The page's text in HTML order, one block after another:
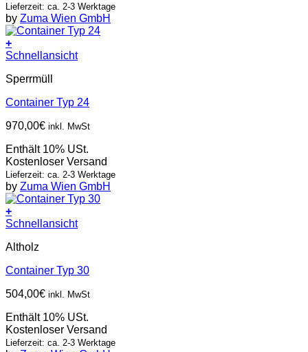
Lieferzeit: ca. 2-3 Werktage
by Zuma Wien GmbH
+
Schnellansicht
Sperrmüll
Container Typ 24
970,00€ inkl. MwSt
Enthält 10% USt.
Kostenloser Versand
Lieferzeit: ca. 2-3 Werktage
by Zuma Wien GmbH
+
Schnellansicht
Altholz
Container Typ 30
504,00€ inkl. MwSt
Enthält 10% USt.
Kostenloser Versand
Lieferzeit: ca. 2-3 Werktage